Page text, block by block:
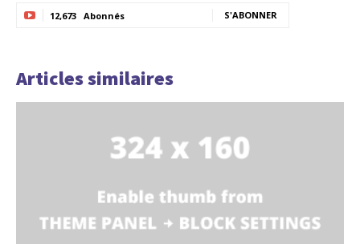
12,673 Abonnés S'ABONNER
Articles similaires